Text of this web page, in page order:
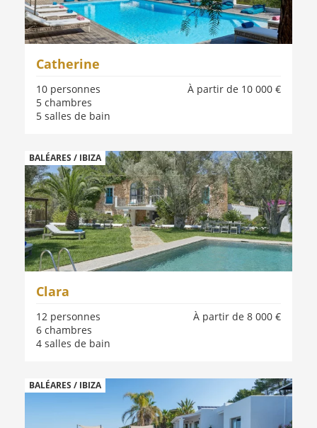
Catherine
À partir de 10 000 €
10 personnes
5 chambres
5 salles de bain
BALÉARES / IBIZA
Clara
À partir de 8 000 €
12 personnes
6 chambres
4 salles de bain
BALÉARES / IBIZA